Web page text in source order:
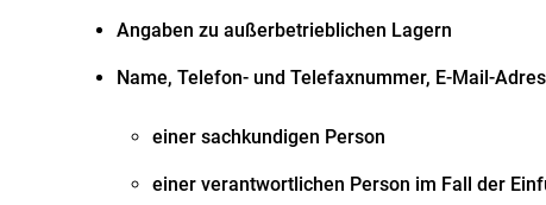
Angaben zu außerbetrieblichen Lagern
Name, Telefon- und Telefaxnummer, E-Mail-
einer sachkundigen Person
einer verantwortlichen Person im Fall der